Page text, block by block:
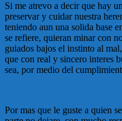
Si me atrevo a decir que hay
preservar y cuidar nuestra
teniendo aun una solida base
se refiere, quieran minar con
guiados bajos el instinto al
que con real y sincero interes
sea, por medio del
Por mas que le guste a quien